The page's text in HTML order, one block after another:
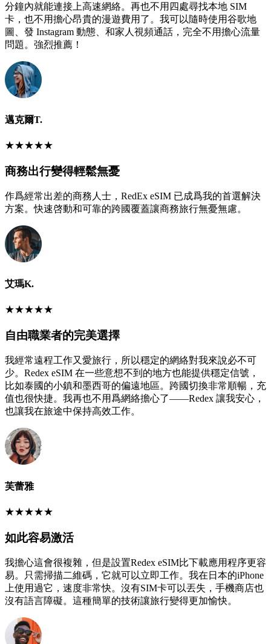
分鐘內就能連接上高速網絡。再也不用四處尋找本地 SIM
卡，也不用擔心昂貴的漫遊費用了。我可以隨時使用谷歌地
圖、發 Instagram 動態、和家人視頻通話，完全不用擔心流量
問題。強烈推薦！
邁克爾T.
★★★★★
商務出行變得輕鬆無憂
作爲經常出差的商務人士，RedEx eSIM 已成爲我的首選解決
方案。快速啓動和可靠的跨國覆蓋讓商務旅行無憂無慮。
艾瑪K.
★★★★★
自由職業者的完美選擇
我經常遠程工作又愛旅行，所以穩定的網絡對我來說必不可
少。Redex eSIM 在一些意想不到的地方也能提供穩定信號，
比如泰國的小鎮和墨西哥的偏遠地區。跨國切換非常順暢，充
值也很快捷。我再也不用爲網絡擔心了——Redex 讓我安心，
也讓我在旅途中保持高效工作。
芙蕾雅
★★★★★
如此容易激活
我擔心這會很複雜，但是設置Redex eSIM比下載應用程序更容
易。只需掃描二維碼，它就可以立即工作。我在日本的iPhone
上使用過它，速度非常快。沒有SIM卡可以丟失，手機商店也
沒有語言障礙。這種簡單的技術讓旅行變得更加愉快。